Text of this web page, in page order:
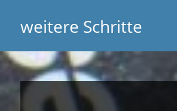
weitere Schritte